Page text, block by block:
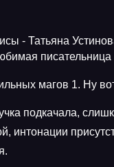
- Татьяна
писательница
магов 1. Ну
подкачала,
интонации